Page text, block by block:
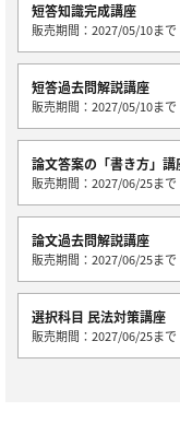
短答知識完成講座
販売期間：2027/05/10まで
短答過去問解説講座
販売期間：2027/05/10まで
論文答案の「書き方」講
販売期間：2027/06/25まで
論文過去問解説講座
販売期間：2027/06/25まで
選択科目 民法対策講座
販売期間：2027/06/25まで